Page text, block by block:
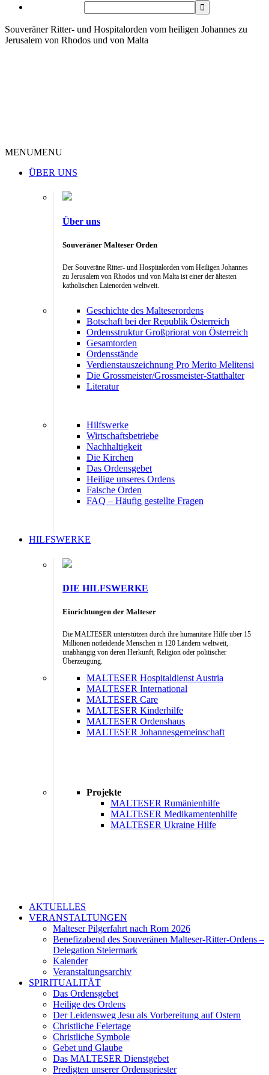
Souveräner Ritter- und Hospitalorden vom heiligen Johannes zu
Jerusalem von Rhodos und von Malta
MENUMENU
ÜBER UNS
Über uns
Souveräner Malteser Orden
Der Souveräne Ritter- und Hospitalorden vom Heiligen Johannes
zu Jerusalem von Rhodos und von Malta ist einer der ältesten
katholischen Laienorden weltweit.
Geschichte des Malteserordens
Botschaft bei der Republik Österreich
Ordensstruktur Großpriorat von Österreich
Gesamtorden
Ordensstände
Verdienstauszeichnung Pro Merito Melitensi
Die Grossmeister/Grossmeister-Statthalter
Literatur
Hilfswerke
Wirtschaftsbetriebe
Nachhaltigkeit
Die Kirchen
Das Ordensgebet
Heilige unseres Ordens
Falsche Orden
FAQ – Häufig gestellte Fragen
HILFSWERKE
DIE HILFSWERKE
Einrichtungen der Malteser
Die MALTESER unterstützen durch ihre humanitäre Hilfe über 15
Millionen notleidende Menschen in 120 Ländern weltweit,
unabhängig von deren Herkunft, Religion oder politischer
Überzeugung.
MALTESER Hospitaldienst Austria
MALTESER International
MALTESER Care
MALTESER Kinderhilfe
MALTESER Ordenshaus
MALTESER Johannesgemeinschaft
Projekte
MALTESER Rumänienhilfe
MALTESER Medikamentenhilfe
MALTESER Ukraine Hilfe
AKTUELLES
VERANSTALTUNGEN
Malteser Pilgerfahrt nach Rom 2026
Benefizabend des Souveränen Malteser-Ritter-Ordens –
Delegation Steiermark
Kalender
Veranstaltungsarchiv
SPIRITUALITÄT
Das Ordensgebet
Heilige des Ordens
Der Leidensweg Jesu als Vorbereitung auf Ostern
Christliche Feiertage
Christliche Symbole
Gebet und Glaube
Das MALTESER Dienstgebet
Predigten unserer Ordenspriester